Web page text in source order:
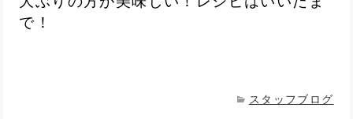
で！
スタッフブログ